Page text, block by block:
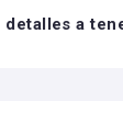
detalles a